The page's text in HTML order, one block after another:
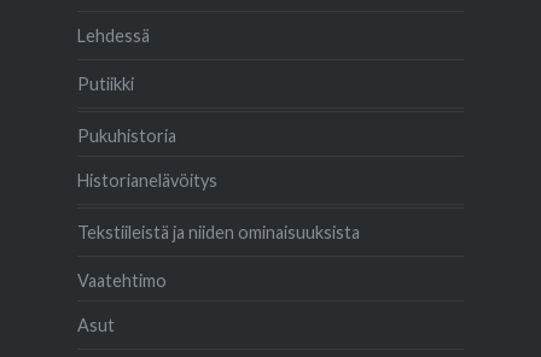
Lehdessä
Putiikki
Pukuhistoria
Historianelävöitys
Tekstiileistä ja niiden ominaisuuksista
Vaatehtimo
Asut